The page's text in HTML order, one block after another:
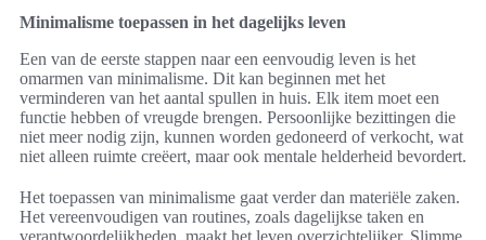
Minimalisme toepassen in het dagelijks leven
Een van de eerste stappen naar een eenvoudig leven is het
omarmen van minimalisme. Dit kan beginnen met het
verminderen van het aantal spullen in huis. Elk item moet een
functie hebben of vreugde brengen. Persoonlijke bezittingen die
niet meer nodig zijn, kunnen worden gedoneerd of verkocht, wat
niet alleen ruimte creëert, maar ook mentale helderheid bevordert.
Het toepassen van minimalisme gaat verder dan materiële zaken.
Het vereenvoudigen van routines, zoals dagelijkse taken en